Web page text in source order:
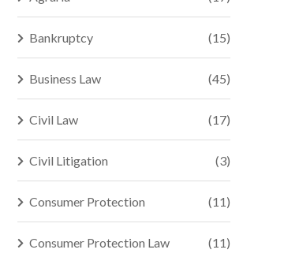
Bankruptcy (15)
Business Law (45)
Civil Law (17)
Civil Litigation (3)
Consumer Protection (11)
Consumer Protection Law (11)